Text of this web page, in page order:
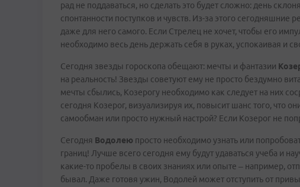
рад не поддаваться, но сделать это будет сложно: день
спонтанности поступков и чувств. Из-за этого
даже для него самого. Если Стрелец не хочет, чтобы его
необходимо весь день держать себя в руках, успокаивая и
Сегодня звезды гороскопа обещают: мечты и фантазии
на реальность! Звезды советуют ему не просто бездумно
мечты сбылись, Козерогу необходимо как следует на них
сегодня Козерог, визуализируя их, повысит шанс того, что
самообман или просто нужный настрой? Если Козерог не
Сегодня Водолею просто необходимо узнать или
границ! Лучше всего сегодня ему будут удаваться учеба и
какие-то пробелы в своих знаниях или опыте – например,
бывал. Даже готовя ужин, Водолей может отступить от